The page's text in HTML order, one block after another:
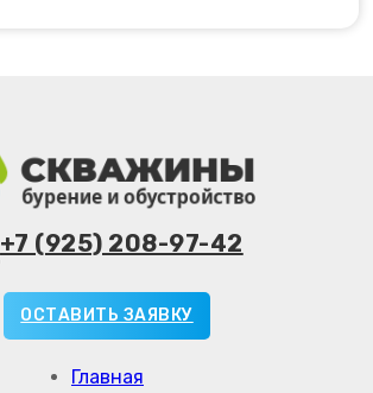
Главная
+7 (925) 208-97-42
ОСТАВИТЬ ЗАЯВКУ